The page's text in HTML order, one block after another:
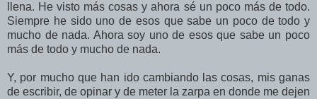
llena. He visto más cosas y ahora sé un poco más de todo.
Siempre he sido uno de esos que sabe un poco de todo y
mucho de nada. Ahora soy uno de esos que sabe un poco
más de todo y mucho de nada.
Y, por mucho que han ido cambiando las cosas, mis ganas
de escribir, de opinar y de meter la zarpa en donde me dejen